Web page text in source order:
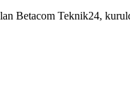
Betacom Teknik24,